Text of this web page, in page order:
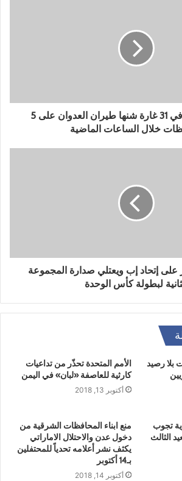
شهداء وجرحى في 31 غارة شنها طيران العدوان على 5
خلال الساعات الماضية
على إتحاد إب ويعتلي صدارة المجموعة
لبطولة كأس الوحدة
بلا رصيد
الأمم المتحدة تحذّر من تداعيات
كارثية للعاصفة «لبان» في اليمن
أكتوبر 13, 2018
تجوب
الثالث
منع ابناء المحافظات الشرقية من
دخول عدن والاحتلال الاماراتي
يكثف نشر أعلامه تحدياً للمحتفلين
بـ14 أكتوبر
أكتوبر 14, 2018